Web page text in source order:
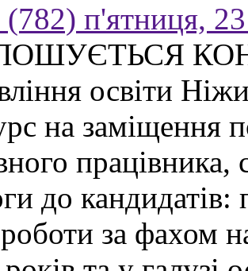
п'ятниця,
освіти
на заміщення
працівника,
до кандидатів:
за фахом